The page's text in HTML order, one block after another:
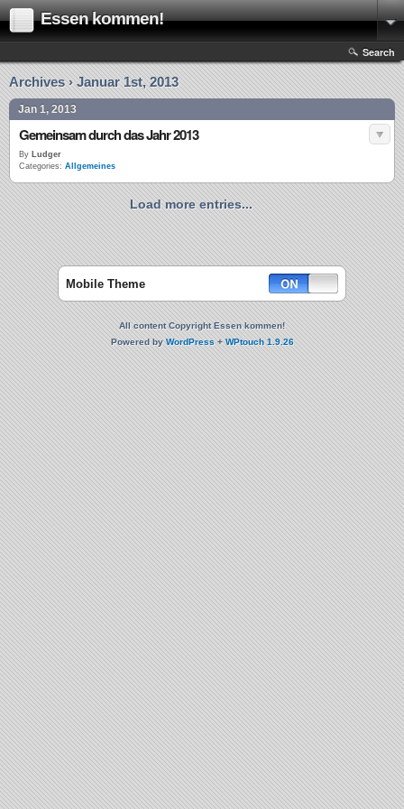
Essen kommen!
Search
Archives › Januar 1st, 2013
Jan 1, 2013
Gemeinsam durch das Jahr 2013
By Ludger
Categories: Allgemeines
Load more entries...
Mobile Theme
All content Copyright Essen kommen!
Powered byWordPress+WPtouch 1.9.26